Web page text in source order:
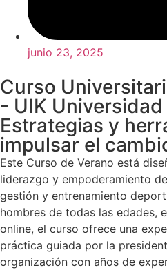
junio 23, 2025
Curso
- UIK
Estrategias y
impulsar el
Este Curso de Verano está
liderazgo y empoderamiento
gestión y entrenamiento
hombres de todas las edades,
online, el curso ofrece una
práctica guiada por la
organización con años de